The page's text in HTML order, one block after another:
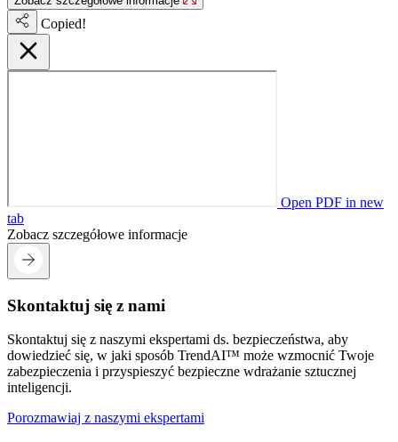
Copied!
Open PDF in new
tab
Zobacz szczegółowe informacje
Skontaktuj się z nami
Skontaktuj się z naszymi ekspertami ds. bezpieczeństwa, aby
dowiedzieć się, w jaki sposób TrendAI™ może wzmocnić Twoje
zabezpieczenia i przyspieszyć bezpieczne wdrażanie sztucznej
inteligencji.
Porozmawiaj z naszymi ekspertami